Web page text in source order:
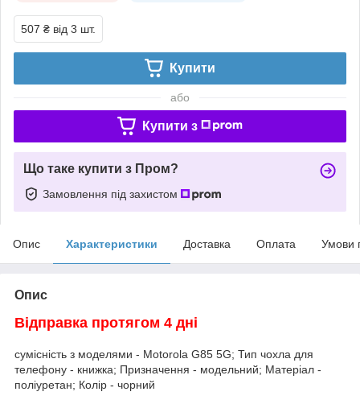
507 ₴ від 3 шт.
Купити
або
Купити з
Що таке купити з Пром?
Замовлення під захистом
Опис Характеристики Доставка Оплата Умови
Опис
Відправка протягом 4 дні
сумісність з моделями - Motorola G85 5G; Тип чохла для
телефону - книжка; Призначення - модельний; Матеріал -
поліуретан; Колір - чорний